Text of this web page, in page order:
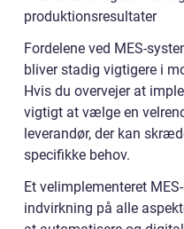
produktionsresultater
Fordelene ved MES-
bliver stadig vigtigere i
Hvis du overvejer at
vigtigt at vælge en
leverandør, der kan
specifikke behov.
Et velimplementeret
indvirkning på alle